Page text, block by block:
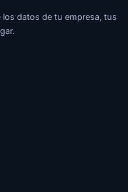
datos de tu empresa, tus